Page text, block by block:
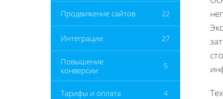
Продвижение сайтов 22
Интеграции 27
Повышение
конверсии
5
Тарифы и оплата 4